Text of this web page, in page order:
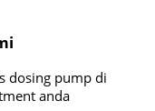
dosing pump di
anda